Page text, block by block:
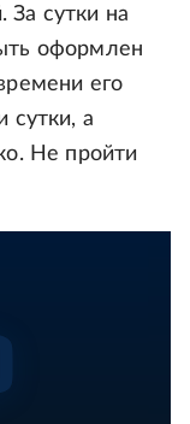
сутки на
оформлен
его
сутки, а
Не пройти